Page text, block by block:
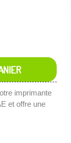
imprimante
et offre une